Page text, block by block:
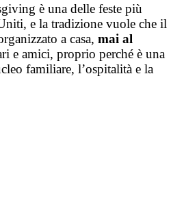
è una delle feste più
e la tradizione vuole che il
a casa, mai al
e amici, proprio perché è una
familiare, l’ospitalità e la